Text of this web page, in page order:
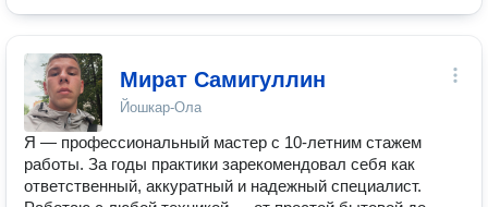
Мират Самигуллин
Йошкар-Ола
Я — профессиональный мастер с 10-летним стажем
работы. За годы практики зарекомендовал себя как
ответственный, аккуратный и надежный специалист.